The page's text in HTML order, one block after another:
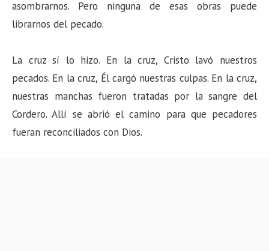
asombrarnos. Pero ninguna de esas obras puede
librarnos del pecado.
La cruz sí lo hizo. En la cruz, Cristo lavó nuestros
pecados. En la cruz, Él cargó nuestras culpas. En la cruz,
nuestras manchas fueron tratadas por la sangre del
Cordero. Allí se abrió el camino para que pecadores
fueran reconciliados con Dios.